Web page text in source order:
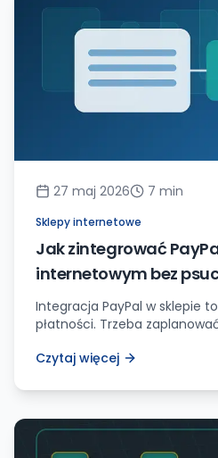
27 maj 2026 7 min
Sklepy internetowe
Jak zintegrować
internetowym bez
Integracja PayPal w sklepie
płatności. Trzeba
checkoutu.
Czytaj więcej